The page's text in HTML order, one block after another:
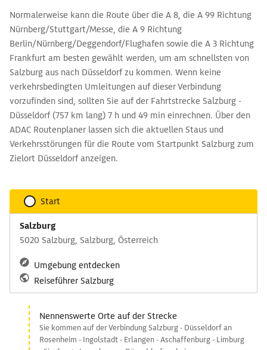
Normalerweise kann die Route über die A 8, die A 99 Richtung
Nürnberg/Stuttgart/Messe, die A 9 Richtung
Berlin/Nürnberg/Deggendorf/Flughafen sowie die A 3 Richtung
Frankfurt am besten gewählt werden, um am schnellsten von
Salzburg aus nach Düsseldorf zu kommen. Wenn keine
verkehrsbedingten Umleitungen auf dieser Verbindung
vorzufinden sind, sollten Sie auf der Fahrtstrecke Salzburg -
Düsseldorf (757 km lang) 7 h und 49 min einrechnen. Über den
ADAC Routenplaner lassen sich die aktuellen Staus und
Verkehrsstörungen für die Route vom Startpunkt Salzburg zum
Zielort Düsseldorf anzeigen.
Start
Salzburg
5020 Salzburg, Salzburg, Österreich
Umgebung entdecken
Reiseführer Salzburg
Nennenswerte Orte auf der Strecke
Sie kommen auf der Verbindung Salzburg - Düsseldorf an
Rosenheim - Ingolstadt - Erlangen - Aschaffenburg - Limburg